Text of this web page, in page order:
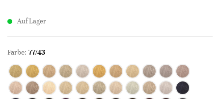
Auf Lager
Farbe: 77/43